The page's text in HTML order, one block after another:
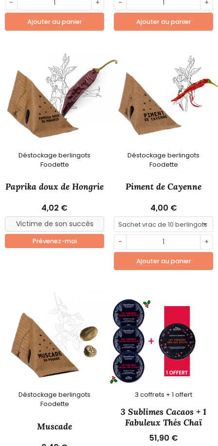
- +
Ajouter au panier
- +
Ajouter au panier
Déstockage berlingots
Foodette
Paprika doux de Hongrie
4,02 €
Prévenez-moi
Déstockage berlingots
Foodette
Piment de Cayenne
4,00 €
- +
Ajouter au panier
Déstockage berlingots
Foodette
Muscade
3 coffrets + 1 offert
3 Sublimes Cacaos + 1
Fabuleux Thés Chaï
51,90 €